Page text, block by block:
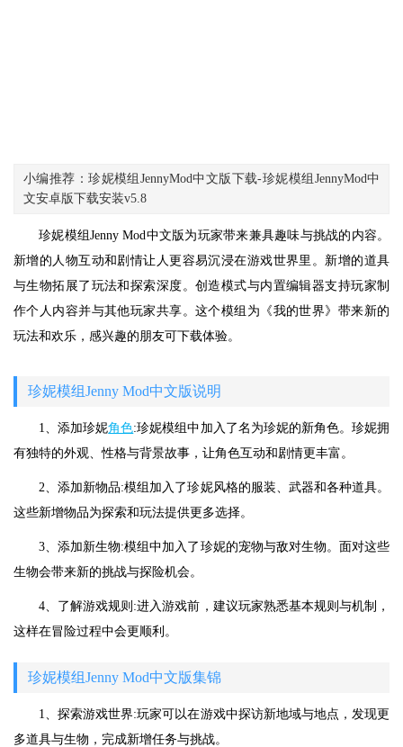
小编推荐：珍妮模组JennyMod中文版下载-珍妮模组JennyMod中
文安卓版下载安装v5.8
珍妮模组Jenny Mod中文版为玩家带来兼具趣味与挑战的内容。
新增的人物互动和剧情让人更容易沉浸在游戏世界里。新增的道具
与生物拓展了玩法和探索深度。创造模式与内置编辑器支持玩家制
作个人内容并与其他玩家共享。这个模组为《我的世界》带来新的
玩法和欢乐，感兴趣的朋友可下载体验。
珍妮模组Jenny Mod中文版说明
1、添加珍妮角色:珍妮模组中加入了名为珍妮的新角色。珍妮拥
有独特的外观、性格与背景故事，让角色互动和剧情更丰富。
2、添加新物品:模组加入了珍妮风格的服装、武器和各种道具。
这些新增物品为探索和玩法提供更多选择。
3、添加新生物:模组中加入了珍妮的宠物与敌对生物。面对这些
生物会带来新的挑战与探险机会。
4、了解游戏规则:进入游戏前，建议玩家熟悉基本规则与机制，
这样在冒险过程中会更顺利。
珍妮模组Jenny Mod中文版集锦
1、探索游戏世界:玩家可以在游戏中探访新地域与地点，发现更
多道具与生物，完成新增任务与挑战。